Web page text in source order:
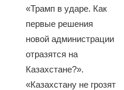
«Трамп в ударе. Как
первые решения
новой администрации
отразятся на
Казахстане?».
«Казахстану не грозят